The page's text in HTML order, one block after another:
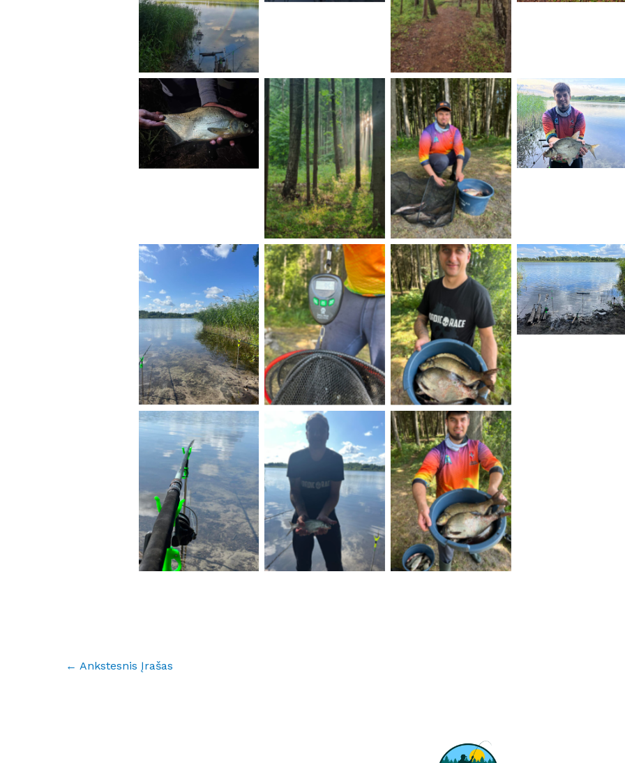
No Caption
No Caption No Caption
No Caption
No Caption No Caption No Caption
No Caption
No Caption No Caption No Caption
← Ankstesnis Įrašas